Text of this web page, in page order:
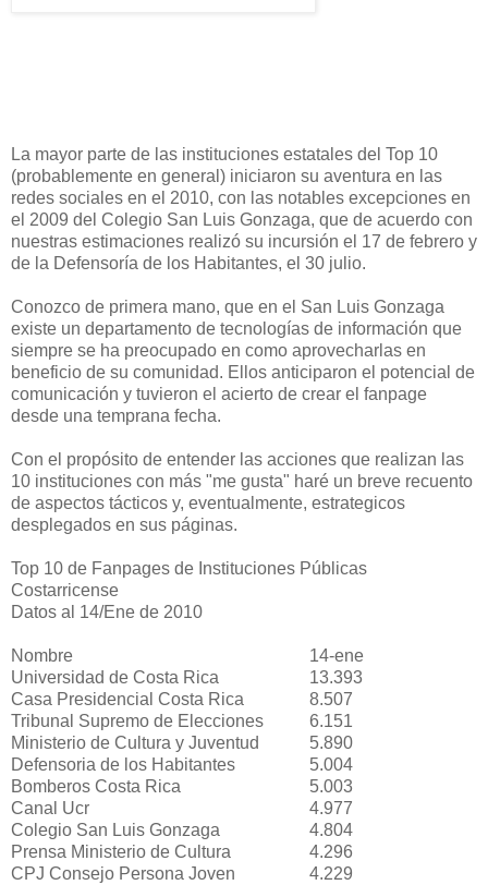
La mayor parte de las instituciones estatales del Top 10
(probablemente en general) iniciaron su aventura en las
redes sociales en el 2010, con las notables excepciones en
el 2009 del Colegio San Luis Gonzaga, que de acuerdo con
nuestras estimaciones realizó su incursión el 17 de febrero y
de la Defensoría de los Habitantes, el 30 julio.
Conozco de primera mano, que en el San Luis Gonzaga
existe un departamento de tecnologías de información que
siempre se ha preocupado en como aprovecharlas en
beneficio de su comunidad. Ellos anticiparon el potencial de
comunicación y tuvieron el acierto de crear el fanpage
desde una temprana fecha.
Con el propósito de entender las acciones que realizan las
10 instituciones con más "me gusta" haré un breve recuento
de aspectos tácticos y, eventualmente, estrategicos
desplegados en sus páginas.
Top 10 de Fanpages de Instituciones Públicas
Costarricense
Datos al 14/Ene de 2010
Nombre
14-ene
Universidad de Costa Rica
13.393
Casa Presidencial Costa Rica
8.507
Tribunal Supremo de Elecciones
6.151
Ministerio de Cultura y Juventud
5.890
Defensoria de los Habitantes
5.004
Bomberos Costa Rica
5.003
Canal Ucr
4.977
Colegio San Luis Gonzaga
4.804
Prensa Ministerio de Cultura
4.296
CPJ Consejo Persona Joven
4.229